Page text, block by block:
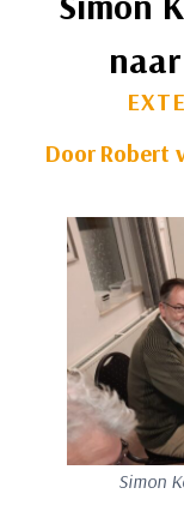
Door Robert
Simon